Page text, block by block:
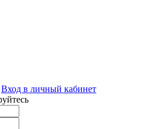
Вход в личный кабинет